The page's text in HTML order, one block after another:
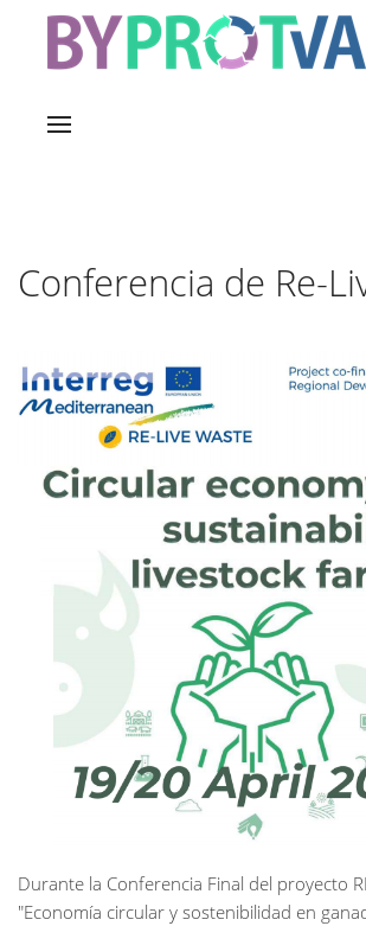
Conferencia de Re-
Durante la Conferencia Final del proyecto
"Economía circular y sostenibilidad en